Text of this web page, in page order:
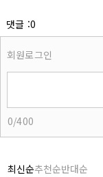
댓글 :0
회원로그인
0/400
최신순추천순반대순